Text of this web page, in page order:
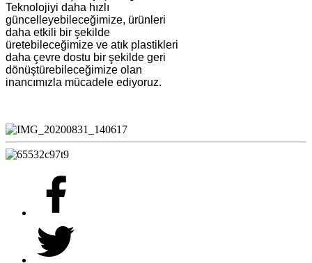
Teknolojiyi daha hızlı
güncelleyebileceğimize, ürünleri
daha etkili bir şekilde
üretebileceğimize ve atık plastikleri
daha çevre dostu bir şekilde geri
dönüştürebileceğimize olan
inancımızla mücadele ediyoruz.